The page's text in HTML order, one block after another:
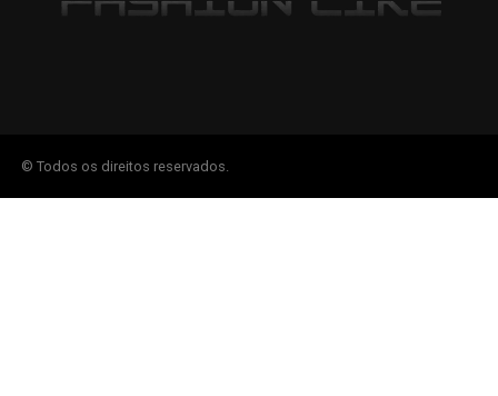
© Todos os direitos reservados.